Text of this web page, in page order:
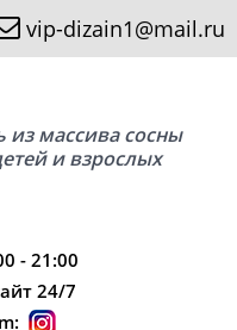
vip-dizain1@mail.ru
из массива сосны
и взрослых
- 21:00
24/7